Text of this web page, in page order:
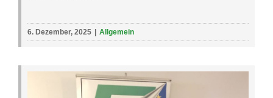
6. Dezember, 2025 Allgemein